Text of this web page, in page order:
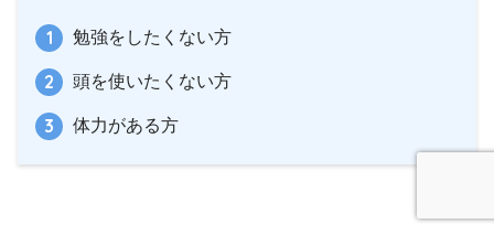
勉強をしたくない方
頭を使いたくない方
体力がある方